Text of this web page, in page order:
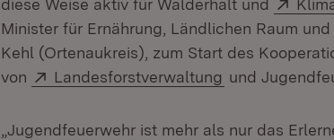
diese Weise aktiv für Walderhalt und
Minister für Ernährung, Ländlichen Raum
Kehl (Ortenaukreis), zum Start des
von
Extern:
Landesforstverwaltung (Öffnet in
und
„Jugendfeuerwehr ist mehr als nur das